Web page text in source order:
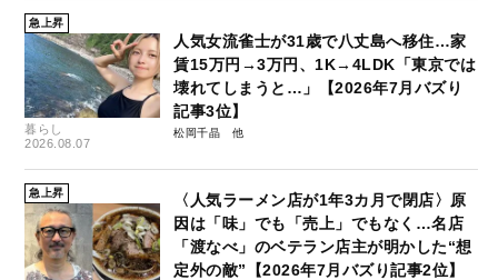
急上昇
暮らし
2026.08.07
人気女流雀士が31歳で八丈島へ移住…家
賃15万円→3万円、1K→4LDK「東京では
壊れてしまうと…」【2026年7月バズり
記事3位】
松岡千晶
急上昇
〈人気ラーメン店が1年3カ月で閉店〉原
因は「味」でも「売上」でもなく…名店
「渡なべ」のベテラン店主が明かした“想
定外の敵”【2026年7月バズり記事2位】